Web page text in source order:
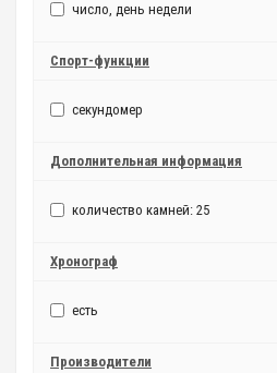
число, день недели
Спорт-функции
секундомер
Дополнительная информация
количество камней: 25
Хронограф
есть
Производители